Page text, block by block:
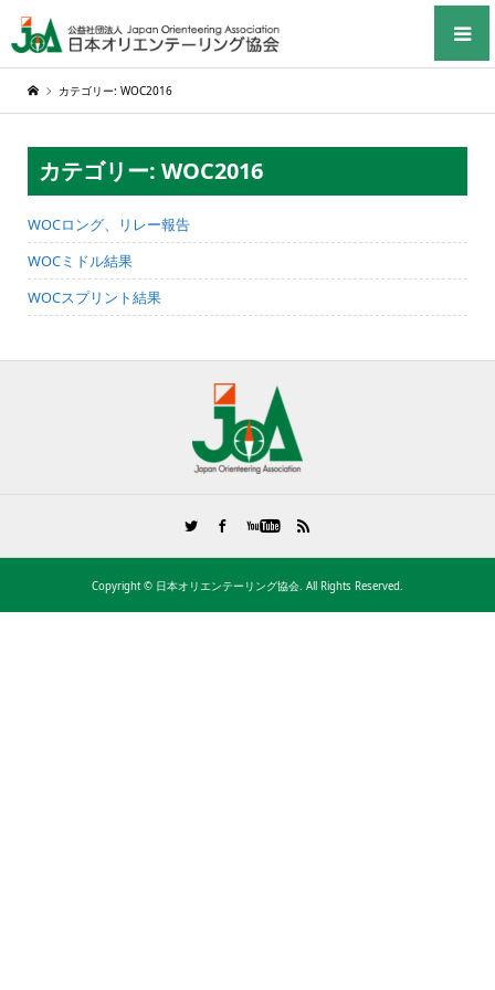
カテゴリー: WOC2016
カテゴリー: WOC2016
WOCロング、リレー報告
WOCミドル結果
WOCスプリント結果
Copyright © 日本オリエンテーリング協会. All Rights Reserved.